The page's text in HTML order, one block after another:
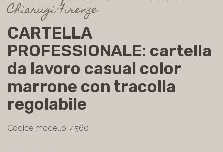
Chiarugi Firenze
CARTELLA
PROFESSIONALE: cartella
da lavoro casual color
marrone con tracolla
regolabile
Codice modello: 4560